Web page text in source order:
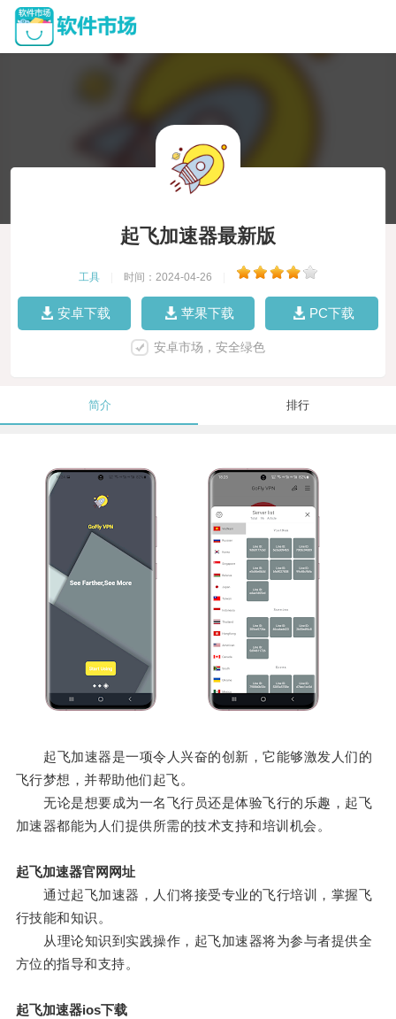
起飞加速器最新版
工具 时间：2024-04-26
安卓下载 苹果下载 PC下载
安卓市场，安全绿色
简介 排行
起飞加速器是一项令人兴奋的创新，它能够激发人们的
飞行梦想，并帮助他们起飞。
无论是想要成为一名飞行员还是体验飞行的乐趣，起飞
加速器都能为人们提供所需的技术支持和培训机会。
起飞加速器官网网址
通过起飞加速器，人们将接受专业的飞行培训，掌握飞
行技能和知识。
从理论知识到实践操作，起飞加速器将为参与者提供全
方位的指导和支持。
起飞加速器ios下载